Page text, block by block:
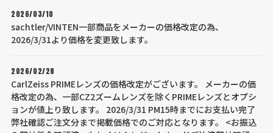
2026/03/10
sachtler/VINTEN一部商品をメーカーの価格改定の為、
2026/3/31より価格を変更致します。
2026/02/28
CarlZeiss PRIMEレンズの価格改定がございます。 メーカーの価
格改定の為、一部CZ2ズームレンズを除くPRIMEレンズとオプシ
ョンが値上り致します。 2026/3/31 PM15時までにお支払い完了
弊社確認ご注文分まで掲載価格でのご対応となります。 <お振込